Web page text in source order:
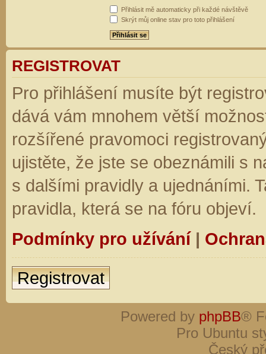
Přihlásit mě automaticky při každé návštěvě
Skrýt můj online stav pro toto přihlášení
REGISTROVAT
Pro přihlášení musíte být
dává vám mnohem větší
rozšířené pravomoci
ujistěte, že jste se obeznámili s
s dalšími pravidly a ujednáními.
pravidla, která se na fóru objeví.
Podmínky pro užívání|
Registrovat
Powered by phpBB®
Pro Ubuntu
Český